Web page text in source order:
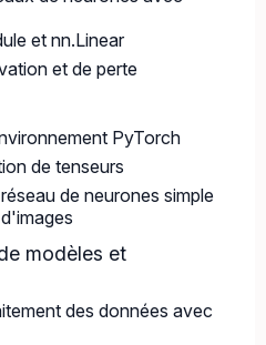
et nn.Linear
et de perte
PyTorch
de tenseurs
de neurones simple
modèles et
des données avec